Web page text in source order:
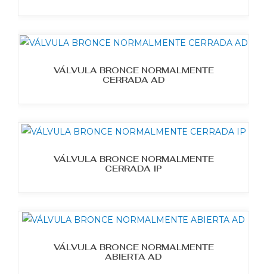
VÁLVULA BRONCE NORMALMENTE
CERRADA AD
VÁLVULA BRONCE NORMALMENTE
CERRADA IP
VÁLVULA BRONCE NORMALMENTE
ABIERTA AD